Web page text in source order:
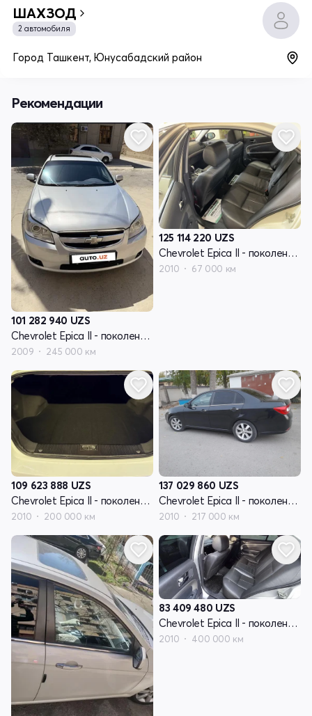
ШАХЗОД
2 автомобиля
Город Ташкент, Юнусабадский район
Рекомендации
101 282 940 UZS
Chevrolet Epica II - поколение V250 рестайлинг
2009 245 000 км
125 114 220 UZS
Chevrolet Epica II - поколение V250 рестайлинг
2010 67 000 км
109 623 888 UZS
Chevrolet Epica II - поколение V250 рестайлинг
2010 200 000 км
137 029 860 UZS
Chevrolet Epica II - поколение V250 рестайлинг
2010 217 000 км
83 409 480 UZS
Chevrolet Epica II - поколение V250 рестайлинг
2010 400 000 км